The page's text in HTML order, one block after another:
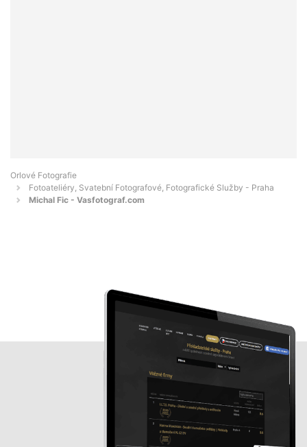
Orlové Fotografie
Fotoateliéry, Svatební Fotografové, Fotografické Služby - Praha
Michal Fic - Vasfotograf.com